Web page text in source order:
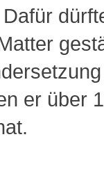
er über